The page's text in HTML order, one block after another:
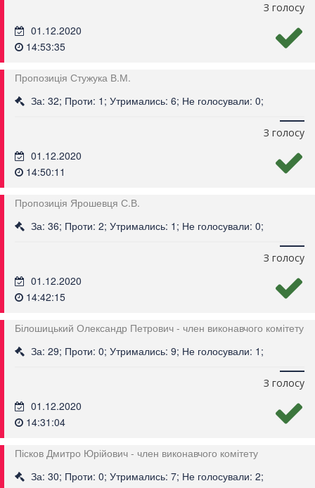
З голосу
01.12.2020
14:53:35
Пропозиція Стужука В.М.
За: 32; Проти: 1; Утримались: 6; Не голосували: 0;
З голосу
01.12.2020
14:50:11
Пропозиція Ярошевця С.В.
За: 36; Проти: 2; Утримались: 1; Не голосували: 0;
З голосу
01.12.2020
14:42:15
Білошицький Олександр Петрович - член виконавчого комітету
За: 29; Проти: 0; Утримались: 9; Не голосували: 1;
З голосу
01.12.2020
14:31:04
Пісков Дмитро Юрійович - член виконавчого комітету
За: 30; Проти: 0; Утримались: 7; Не голосували: 2;